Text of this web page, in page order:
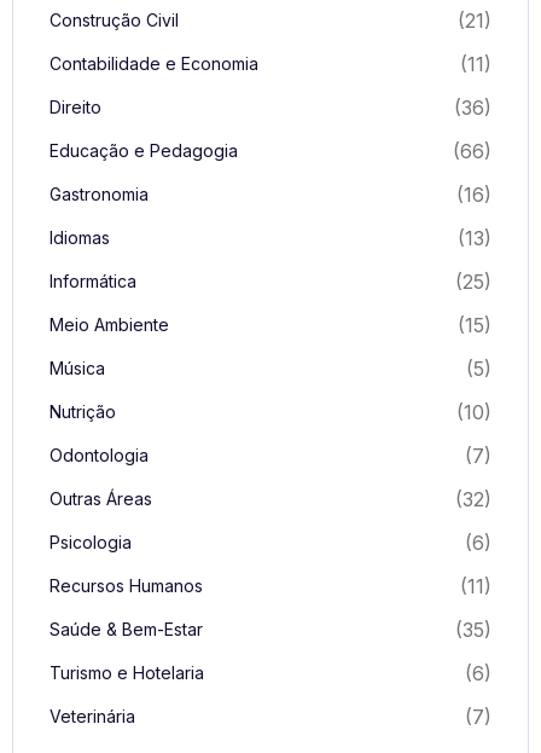
Construção Civil (21)
Contabilidade e Economia (11)
Direito (36)
Educação e Pedagogia (66)
Gastronomia (16)
Idiomas (13)
Informática (25)
Meio Ambiente (15)
Música (5)
Nutrição (10)
Odontologia (7)
Outras Áreas (32)
Psicologia (6)
Recursos Humanos (11)
Saúde & Bem-Estar (35)
Turismo e Hotelaria (6)
Veterinária (7)